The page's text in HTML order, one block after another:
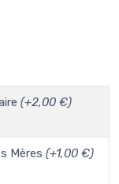
(+2,00 €)
Mères (+1,00 €)